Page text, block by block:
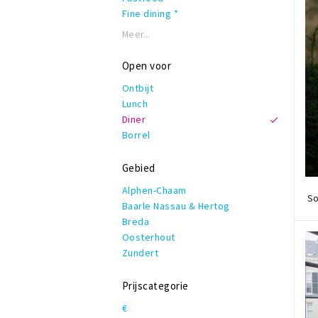
Fine dining *
Frans
Grill
Hamburgers
IJs en ander lekkers
Indiaas
Indonesisch
Internationaal
Japans
Koffie, lunch & lekkers
Latijns-Amerikaans
Mediterraan
Moors
Nederlands - Belgisch
Pannenkoeken
Pizza
Snelle hap
Meer...
Open voor
Ontbijt
Lunch
Diner
Borrel
Gebied
Alphen-Chaam
Baarle Nassau & Hertog
Breda
Oosterhout
Zundert
Prijscategorie
€